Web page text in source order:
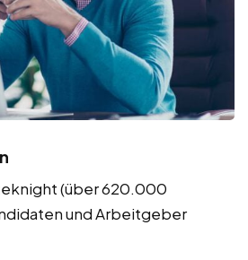
(über 620.000
und Arbeitgeber